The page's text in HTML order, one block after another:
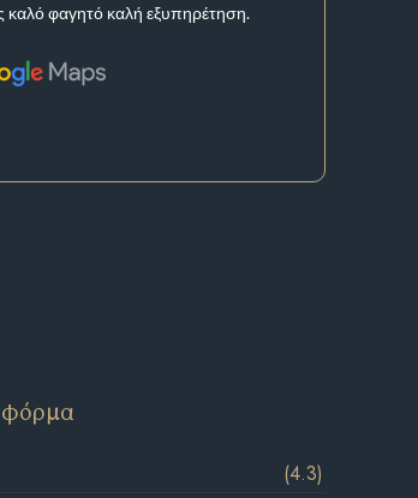
καλό φαγητό καλή εξυπηρέτηση.
(4.3)